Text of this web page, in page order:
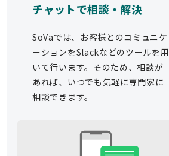
チャットで相談・解決
SoVaでは、お客様とのコミュニケ
ーションをSlackなどのツールを用
いて行います。そのため、相談が
あれば、いつでも気軽に専門家に
相談できます。